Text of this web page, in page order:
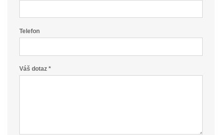
Telefon
Váš dotaz *